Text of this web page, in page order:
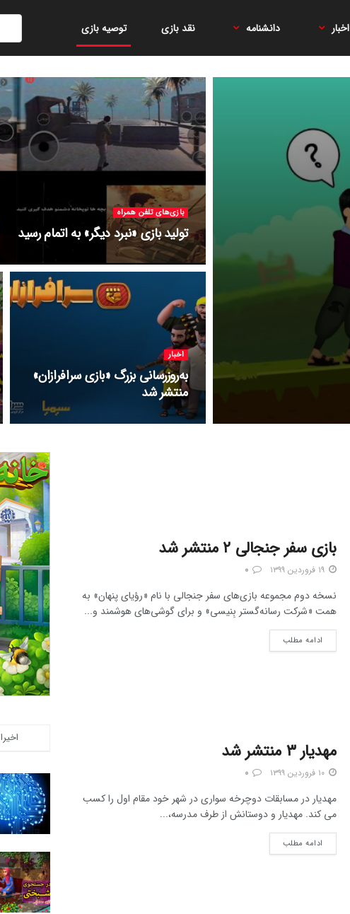
اخبار دانشنامه نقد بازی توصیه بازی
بازی‌های تلفن همراه
تولید بازی «نبرد دیگر» به اتمام رسید
اخبار
به‌روزرسانی بزرگ «بازی سرافرازان»
منتشر شد
بازی سفر جنجالی ۲ منتشر شد
نسخه دوم مجموعه بازی‌های سفر جنجالی با نام «رؤیای پنهان» به
همت «شرکت رسانه‌گستر بِنیسی» و برای گوشی‌های هوشمند و...
ادامه مطلب
مهدیار ۳ منتشر شد
مهدیار در مسابقات دوچرخه سواری در شهر خود مقام اول را کسب
می کند. مهدیار و دوستانش از طرف مدرسه،...
ادامه مطلب
اخیرا